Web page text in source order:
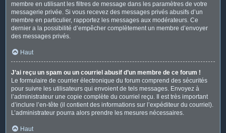
membre en utilisant les filtres de message dans les paramètres de votre
messagerie privée. Si vous recevez des messages privés abusifs d’un
membre en particulier, rapportez les messages aux modérateurs. Ce
dernier a la possibilité d’empêcher complètement un membre d’envoyer
des messages privés.
Haut
J’ai reçu un spam ou un courriel abusif d’un membre de ce forum !
Le formulaire de courrier électronique du forum comprend des sécurités
pour suivre les utilisateurs qui envoient de tels messages. Envoyez à
l’administrateur une copie complète du courriel reçu. Il est très important
d’inclure l’en-tête (il contient des informations sur l’expéditeur du courriel).
L’administrateur pourra alors prendre les mesures nécessaires.
Haut